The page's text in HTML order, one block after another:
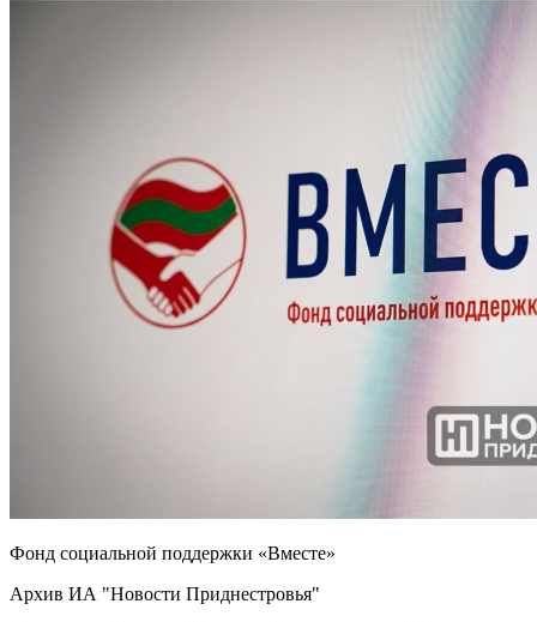
Фонд социальной поддержки «Вместе»
Архив ИА "Новости Приднестровья"